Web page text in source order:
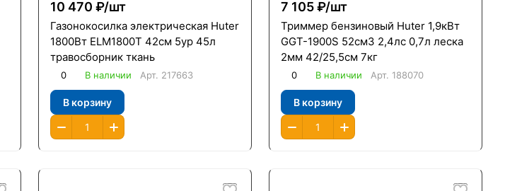
10 470 ₽/шт
Газонокосилка электрическая Huter
1800Вт ELM1800Т 42см 5ур 45л
травосборник ткань
0 В наличии Арт. 217663
В корзину
7 105 ₽/шт
Триммер бензиновый Huter 1,9кВт
GGT-1900S 52см3 2,4лс 0,7л леска
2мм 42/25,5см 7кг
0 В наличии Арт. 188070
В корзину